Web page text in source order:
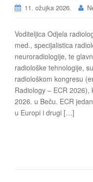
11. ožujka 2026.
Voditeljica Odjela
med., specijalistica
neuroradiologije, te
radiološke tehnologije,
radiološkom kongresu
Radiology – ECR
2026. u Beču. ECR
u Europi i drugi […]